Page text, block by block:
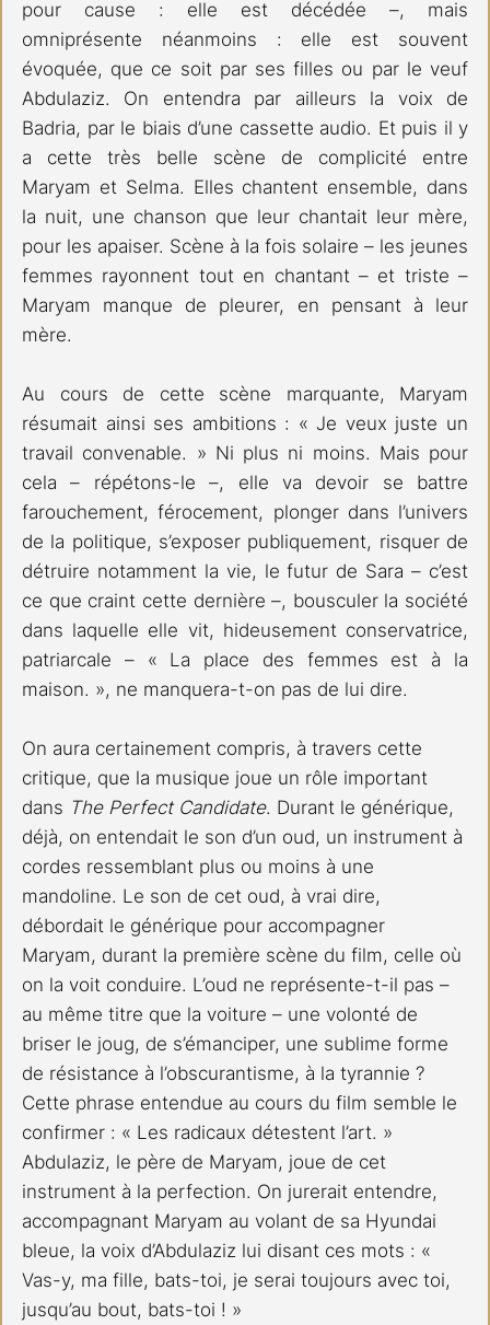
pour cause : elle est décédée –, mais
omniprésente néanmoins : elle est souvent
évoquée, que ce soit par ses filles ou par le veuf
Abdulaziz. On entendra par ailleurs la voix de
Badria, par le biais d’une cassette audio. Et puis il y
a cette très belle scène de complicité entre
Maryam et Selma. Elles chantent ensemble, dans
la nuit, une chanson que leur chantait leur mère,
pour les apaiser. Scène à la fois solaire – les jeunes
femmes rayonnent tout en chantant – et triste –
Maryam manque de pleurer, en pensant à leur
mère.
Au cours de cette scène marquante, Maryam
résumait ainsi ses ambitions : « Je veux juste un
travail convenable. » Ni plus ni moins. Mais pour
cela – répétons-le –, elle va devoir se battre
farouchement, férocement, plonger dans l’univers
de la politique, s’exposer publiquement, risquer de
détruire notamment la vie, le futur de Sara – c’est
ce que craint cette dernière –, bousculer la société
dans laquelle elle vit, hideusement conservatrice,
patriarcale – « La place des femmes est à la
maison. », ne manquera-t-on pas de lui dire.
On aura certainement compris, à travers cette
critique, que la musique joue un rôle important
dans The Perfect Candidate. Durant le générique,
déjà, on entendait le son d’un oud, un instrument à
cordes ressemblant plus ou moins à une
mandoline. Le son de cet oud, à vrai dire,
débordait le générique pour accompagner
Maryam, durant la première scène du film, celle où
on la voit conduire. L’oud ne représente-t-il pas –
au même titre que la voiture – une volonté de
briser le joug, de s’émanciper, une sublime forme
de résistance à l’obscurantisme, à la tyrannie ?
Cette phrase entendue au cours du film semble le
confirmer : « Les radicaux détestent l’art. »
Abdulaziz, le père de Maryam, joue de cet
instrument à la perfection. On jurerait entendre,
accompagnant Maryam au volant de sa Hyundai
bleue, la voix d’Abdulaziz lui disant ces mots : «
Vas-y, ma fille, bats-toi, je serai toujours avec toi,
jusqu’au bout, bats-toi ! »